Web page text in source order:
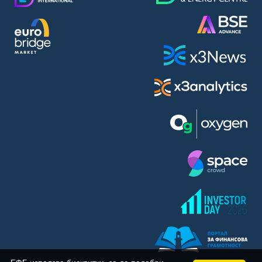
BASF SE (BAS)
Bayer AG (BAYN)
Bayerische Motoren Werke AG (BMW)
BE Semiconductor Industries N.V. (BSI)
Capital One Financial Corp. (CFX)